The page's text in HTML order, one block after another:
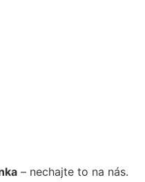
– nechajte to na nás.